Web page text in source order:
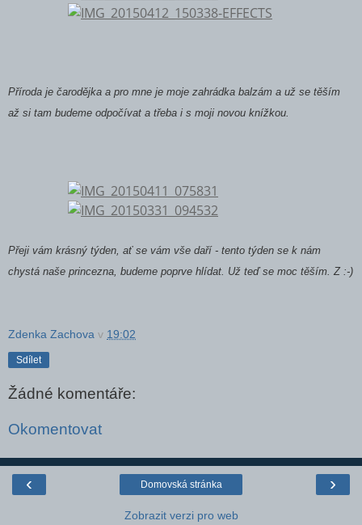
Příroda je čarodějka a pro mne je moje zahrádka balzám a už se těším
až si tam budeme odpočívat a třeba i s moji novou knížkou.
Přeji vám krásný týden, ať se vám vše daří - tento týden se k nám
chystá naše princezna, budeme poprve hlídat. Už teď se moc těším. Z :-)
Zdenka Zachova v 19:02
Sdílet
Žádné komentáře:
Okomentovat
‹ ›
Domovská stránka
Zobrazit verzi pro web